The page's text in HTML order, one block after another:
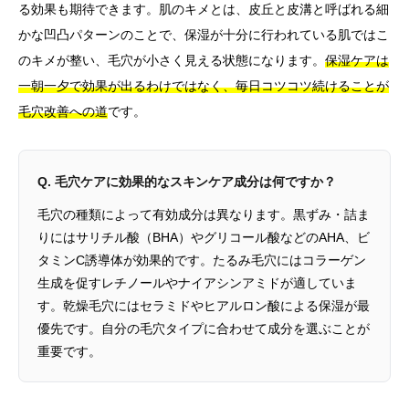
る効果も期待できます。肌のキメとは、皮丘と皮溝と呼ばれる細
かな凹凸パターンのことで、保湿が十分に行われている肌ではこ
のキメが整い、毛穴が小さく見える状態になります。 保湿ケアは
一朝一夕で効果が出るわけではなく、毎日コツコツ続けることが
毛穴改善への道です。
Q. 毛穴ケアに効果的なスキンケア成分は何ですか？
毛穴の種類によって有効成分は異なります。黒ずみ・詰ま
りにはサリチル酸（BHA）やグリコール酸などのAHA、ビ
タミンC誘導体が効果的です。たるみ毛穴にはコラーゲン
生成を促すレチノールやナイアシンアミドが適していま
す。乾燥毛穴にはセラミドやヒアルロン酸による保湿が最
優先です。自分の毛穴タイプに合わせて成分を選ぶことが
重要です。